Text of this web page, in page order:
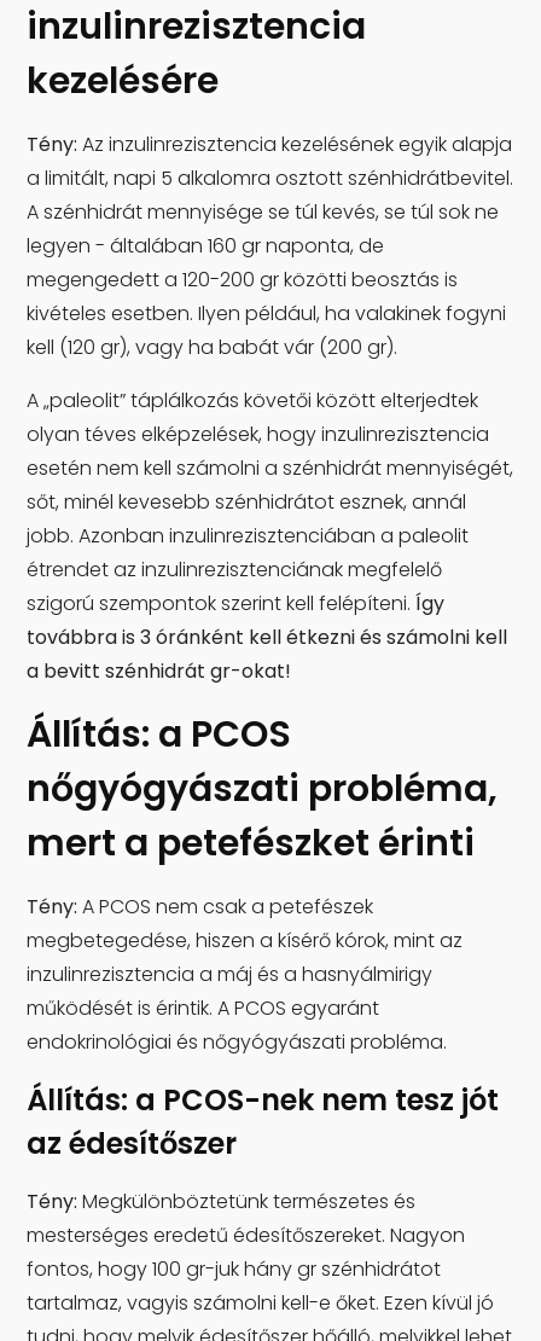
inzulinrezisztencia
kezelésére
Tény:Az inzulinrezisztencia kezelésének egyik alapja
a limitált, napi 5 alkalomra osztott szénhidrátbevitel.
A szénhidrát mennyisége se túl kevés, se túl sok ne
legyen - általában 160 gr naponta, de
megengedett a 120-200 gr közötti beosztás is
kivételes esetben. Ilyen például, ha valakinek fogyni
kell (120 gr), vagy ha babát vár (200 gr).
A „paleolit” táplálkozás követői között elterjedtek
olyan téves elképzelések, hogy inzulinrezisztencia
esetén nem kell számolni a szénhidrát mennyiségét,
sőt, minél kevesebb szénhidrátot esznek, annál
jobb. Azonban inzulinrezisztenciában a paleolit
étrendet az inzulinrezisztenciának megfelelő
szigorú szempontok szerint kell felépíteni. Így
továbbra is 3 óránként kell étkezni és számolni kell
a bevitt szénhidrát gr-okat!
Állítás: a PCOS
nőgyógyászati probléma,
mert a petefészket érinti
Tény:A PCOS nem csak a petefészek
megbetegedése, hiszen a kísérő kórok, mint az
inzulinrezisztencia a máj és a hasnyálmirigy
működését is érintik. A PCOS egyaránt
endokrinológiai és nőgyógyászati probléma.
Állítás: a PCOS-nek nem tesz jót
az édesítőszer
Tény:Megkülönböztetünk természetes és
mesterséges eredetű édesítőszereket. Nagyon
fontos, hogy 100 gr-juk hány gr szénhidrátot
tartalmaz, vagyis számolni kell-e őket. Ezen kívül jó